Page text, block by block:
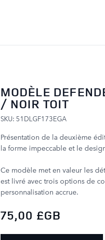
MODÈLE
/ NOIR TOIT
SKU: 51DLGF173EGA
Présentation de la deuxième
la forme impeccable et le
Ce modèle met en valeur les
est livré avec trois options de
personnalisation accrue.
75,00 £GB